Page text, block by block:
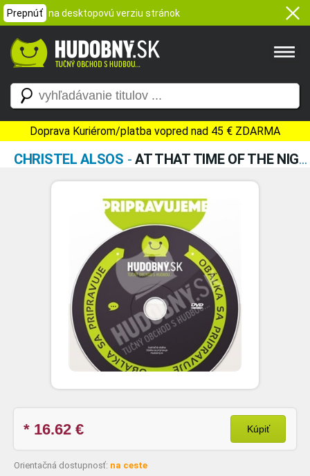
Prepnúť na desktopovú verziu stránok
Doprava Kuriérom/platba vopred nad 45 € ZDARMA
CHRISTEL ALSOS - AT THAT TIME OF THE NIGHT (VINYL)
* 16.62 € Kúpiť
Orientačná dostupnosť: na ceste